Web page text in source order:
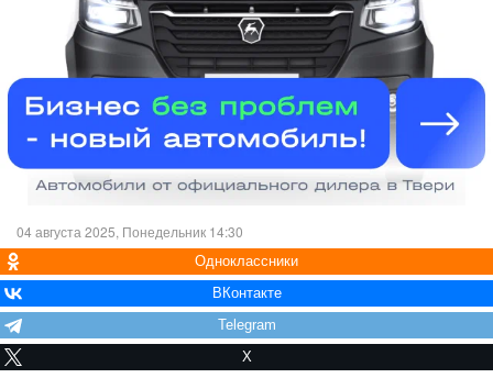
04 августа 2025, Понедельник 14:30
Одноклассники
ВКонтакте
Telegram
X